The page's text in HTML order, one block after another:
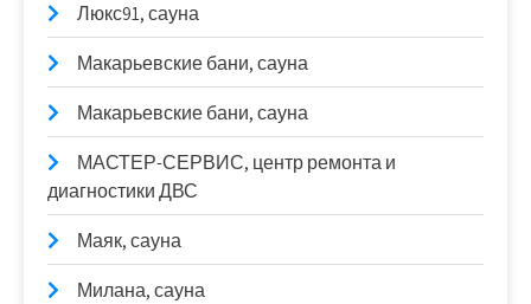
Люкс91, сауна
Макарьевские бани, сауна
Макарьевские бани, сауна
МАСТЕР-СЕРВИС, центр ремонта и
диагностики ДВС
Маяк, сауна
Милана, сауна